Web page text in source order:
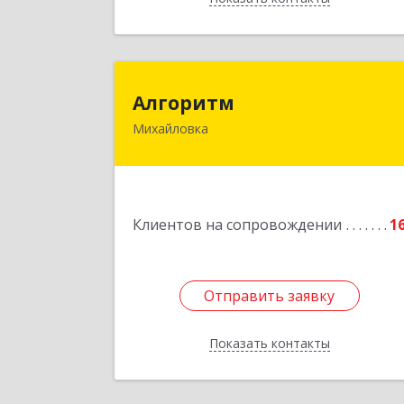
Алгоритм
Михайловка
Клиентов на сопровождении
Отправить заявку
Показать контакты
Отправить заявку
Назад